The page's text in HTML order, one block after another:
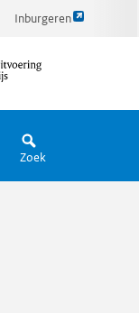
Inburgeren
Link
pagina
Zoek